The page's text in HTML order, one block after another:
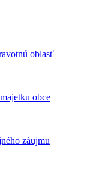
oblasť
obce
záujmu